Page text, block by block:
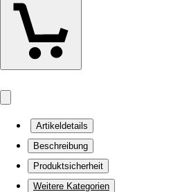
Artikeldetails
Beschreibung
Produktsicherheit
Weitere Kategorien